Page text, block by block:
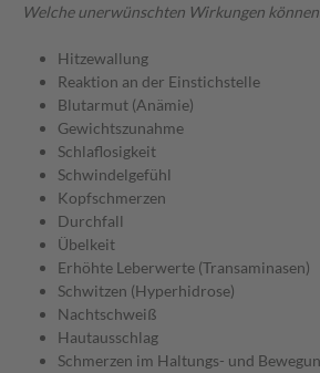
Welche unerwünschten Wirkungen
Hitzewallung
Reaktion an der Einstichstelle
Blutarmut (Anämie)
Gewichtszunahme
Schlaflosigkeit
Schwindelgefühl
Kopfschmerzen
Durchfall
Übelkeit
Erhöhte Leberwerte (Transaminasen)
Schwitzen (Hyperhidrose)
Nachtschweiß
Hautausschlag
Schmerzen im Haltungs- und